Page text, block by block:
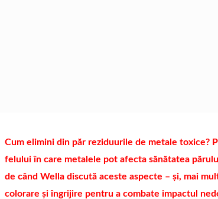
Cum elimini din păr reziduurile de metale toxice?
felului în care metalele pot afecta sănătatea
de când Wella discută aceste aspecte – și, mai
colorare și îngrijire pentru a combate impactul